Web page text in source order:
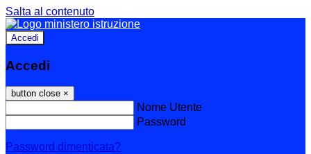
Salta al contenuto
Accedi
Accedi
button close ×
Nome Utente
Password
Password dimenticata?